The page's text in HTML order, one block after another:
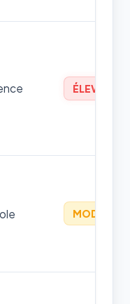
ÉLEVÉ
MODÉRÉ